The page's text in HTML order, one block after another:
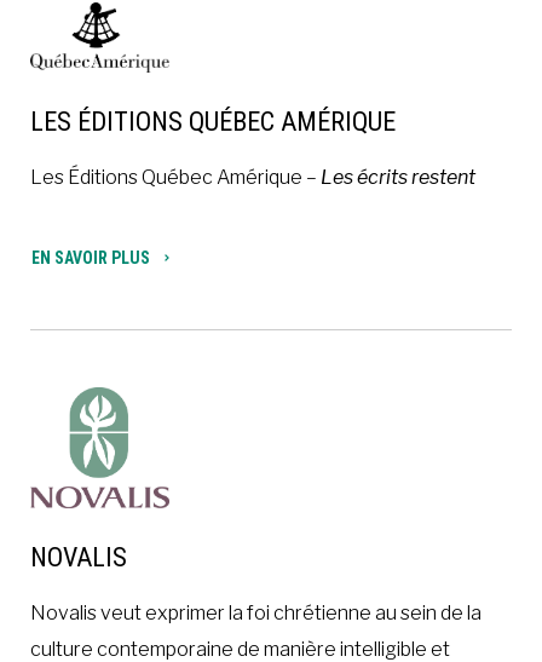
LES ÉDITIONS QUÉBEC AMÉRIQUE
Les Éditions Québec Amérique – Les écrits restent
EN SAVOIR PLUS
NOVALIS
Novalis veut exprimer la foi chrétienne au sein de la
culture contemporaine de manière intelligible et